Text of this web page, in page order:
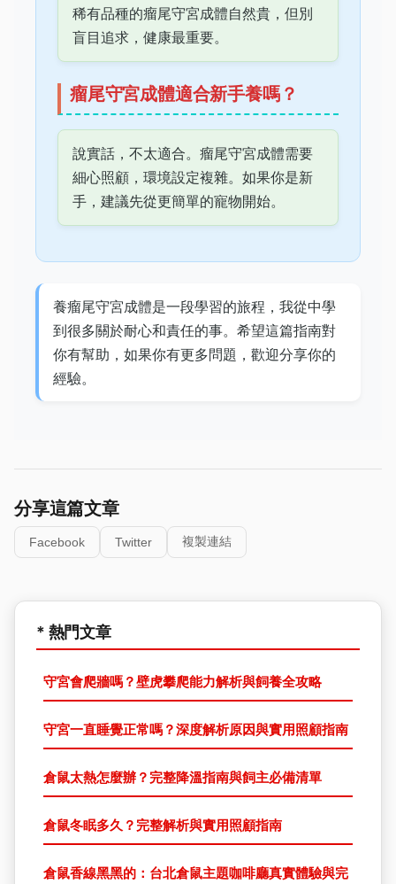
稀有品種的瘤尾守宮成體自然貴，但別
盲目追求，健康最重要。
瘤尾守宮成體適合新手養嗎？
說實話，不太適合。瘤尾守宮成體需要
細心照顧，環境設定複雜。如果你是新
手，建議先從更簡單的寵物開始。
養瘤尾守宮成體是一段學習的旅程，我從中學
到很多關於耐心和責任的事。希望這篇指南對
你有幫助，如果你有更多問題，歡迎分享你的
經驗。
分享這篇文章
Facebook Twitter 複製連結
* 熱門文章
守宮會爬牆嗎？壁虎攀爬能力解析與飼養全攻略
守宮一直睡覺正常嗎？深度解析原因與實用照顧指南
倉鼠太熱怎麼辦？完整降溫指南與飼主必備清單
倉鼠冬眠多久？完整解析與實用照顧指南
倉鼠香線黑黑的：台北倉鼠主題咖啡廳真實體驗與完